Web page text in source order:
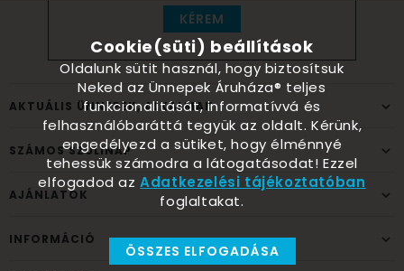
KÉREM
AKTUÁLIS ÜNNEPEK, ALKALMAK
SZÁMOS SZÜLINAP
AJÁNLATOK
INFORMÁCIÓ
Cookie(süti) beállítások
Oldalunk sütit használ, hogy biztosítsuk
Neked az Ünnepek Áruháza® teljes
funkcionalitását, informatívvá és
felhasználóbaráttá tegyük az oldalt. Kérünk,
engedélyezd a sütiket, hogy élménnyé
tehessük számodra a látogatásodat! Ezzel
elfogadod azAdatkezelési tájékoztatóban
foglaltakat.
ÖSSZES ELFOGADÁSA